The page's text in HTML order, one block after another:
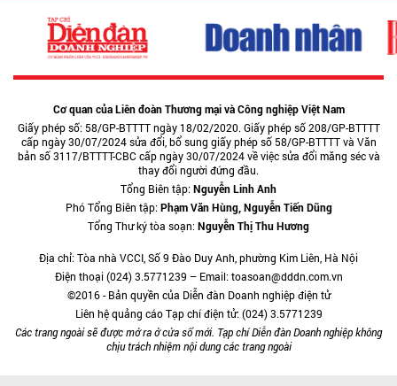
Cơ quan của Liên đoàn Thương mại và Công nghiệp Việt Nam
Giấy phép số: 58/GP-BTTTT ngày 18/02/2020. Giấy phép số 208/GP-BTTTT
cấp ngày 30/07/2024 sửa đổi, bổ sung giấy phép số 58/GP-BTTTT và Văn
bản số 3117/BTTTT-CBC cấp ngày 30/07/2024 về việc sửa đổi măng séc và
thay đổi người đứng đầu.
Tổng Biên tập:Nguyễn Linh Anh
Phó Tổng Biên tập:Phạm Văn Hùng, Nguyễn Tiến Dũng
Tổng Thư ký tòa soạn:Nguyễn Thị Thu Hương
Địa chỉ: Tòa nhà VCCI, Số 9 Đào Duy Anh, phường Kim Liên, Hà Nội
Điện thoại (024) 3.5771239 – Email: toasoan@dddn.com.vn
©2016 - Bản quyền của Diễn đàn Doanh nghiệp điện tử
Liên hệ quảng cáo Tạp chí điện tử: (024) 3.5771239
Các trang ngoài sẽ được mở ra ở cửa sổ mới. Tạp chí Diễn đàn Doanh nghiệp không
chịu trách nhiệm nội dung các trang ngoài